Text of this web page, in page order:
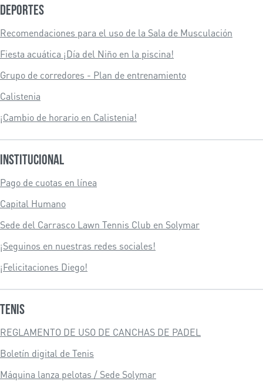
Deportes
Recomendaciones para el uso de la Sala de Musculación
Fiesta acuática ¡Día del Niño en la piscina!
Grupo de corredores - Plan de entrenamiento
Calistenia
¡Cambio de horario en Calistenia!
Institucional
Pago de cuotas en línea
Capital Humano
Sede del Carrasco Lawn Tennis Club en Solymar
¡Seguinos en nuestras redes sociales!
¡Felicitaciones Diego!
Tenis
REGLAMENTO DE USO DE CANCHAS DE PADEL
Boletín digital de Tenis
Máquina lanza pelotas / Sede Solymar